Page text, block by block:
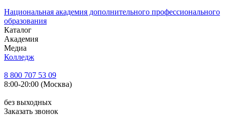
Национальная академия дополнительного профессионального
образования
Каталог
Академия
Медиа
Колледж
8 800 707 53 09
8:00-20:00 (Москва)
без выходных
Заказать звонок